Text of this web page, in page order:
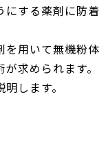
にする薬剤に防着
を用いて無機粉体
求められます。
します。